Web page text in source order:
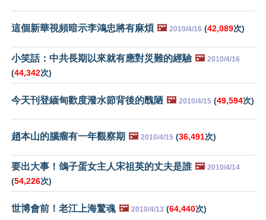
這個新華視頻暗示李鴻忠將有麻煩 🖼️ 2010/4/16 (42,089次)
小笑話：中共長期以來就有應對災難的經驗 🖼️ 2010/4/16
(44,342次)
今天刊登緬甸歡度潑水節背後的醜陋 🖼️ 2010/4/15 (49,594次)
趙本山的腦瘤有一年觀察期 🖼️ 2010/4/15 (36,491次)
要出大事！鴿子蛋女主人宋祖英的丈夫是誰 🖼️ 2010/4/14
(54,226次)
世博會前！老江上海驚魂 🖼️ 2010/4/13 (64,440次)